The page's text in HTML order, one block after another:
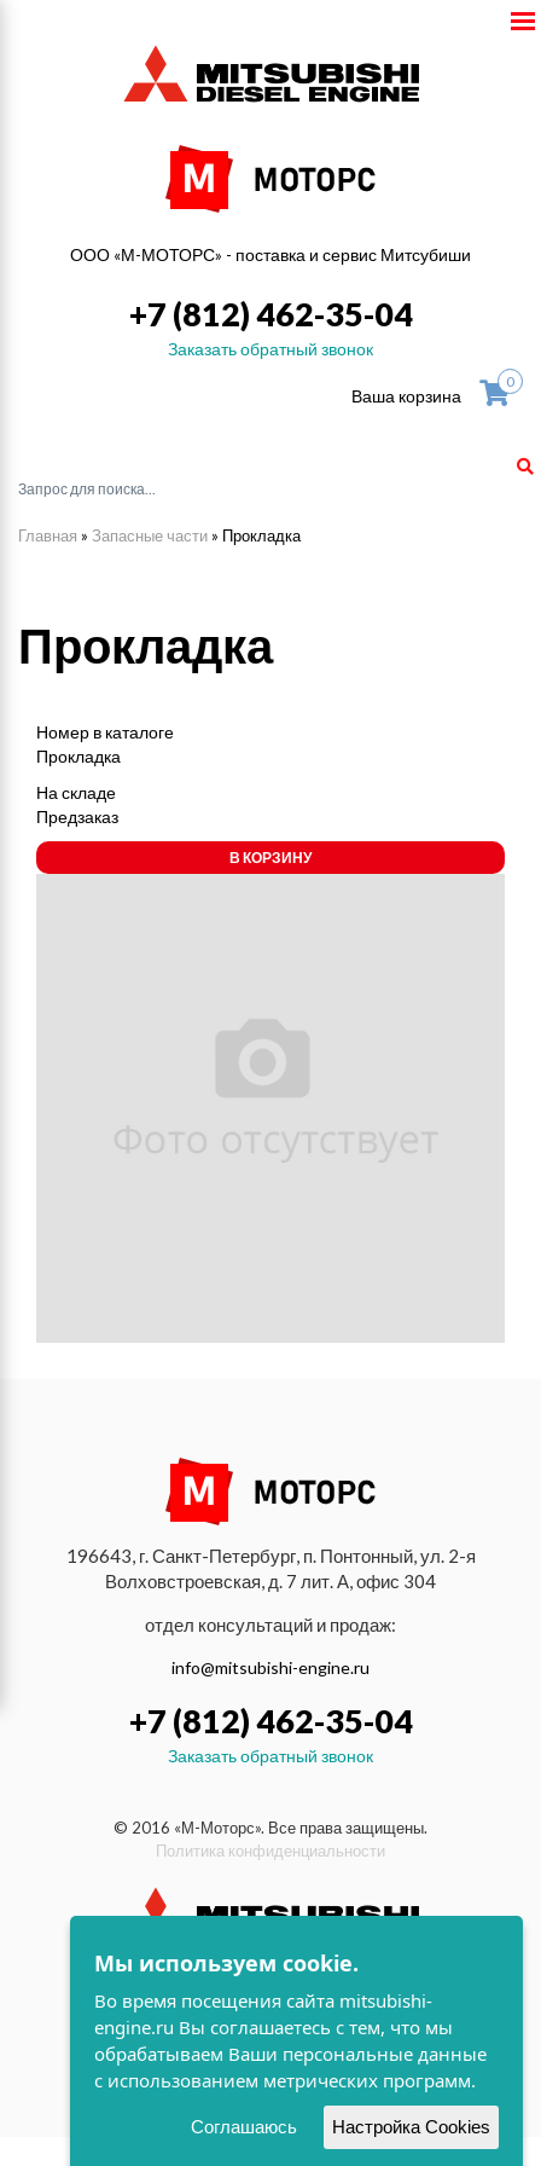
ООО «М-МОТОРС» - поставка и сервис Митсубиши
+7 (812) 462-35-04
Заказать обратный звонок
Ваша корзина
0
Главная » Запасные части » Прокладка
Прокладка
Номер в каталоге
Прокладка
На складе
Предзаказ
В КОРЗИНУ
196643, г. Санкт-Петербург, п. Понтонный, ул. 2-я
Волховстроевская, д. 7 лит. А, офис 304
отдел консультаций и продаж:
info@mitsubishi-engine.ru
+7 (812) 462-35-04
Заказать обратный звонок
© 2016 «М-Моторс». Все права защищены.
Политика конфиденциальности
индустриальные и морские
дизельные двигатели Mitsubishi
разработка сайта
Мы используем cookie.
Во время посещения сайта mitsubishi-
engine.ru Вы соглашаетесь с тем, что мы
обрабатываем Ваши персональные данные
с использованием метрических программ.
Соглашаюсь Настройка Cookies